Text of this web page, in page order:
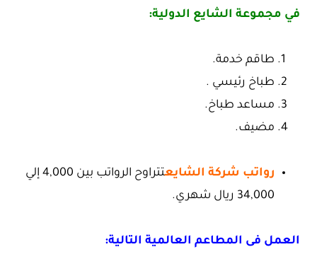
في مجموعة الشايع الدولية:
طاقم خدمة.
طباخ رئيسي .
مساعد طباخ.
مضيف.
رواتب شركة الشايع
تتراوح الرواتب بين 4,000 إلي
34,000 ريال شهري.
العمل فى المطاعم العالمية التالية: